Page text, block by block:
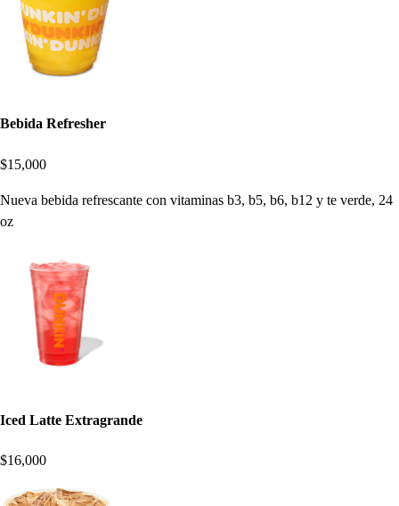
Bebida Refresher
$15,000
Nueva bebida refrescante con vitaminas b3, b5, b6, b12 y te verde, 24
oz
Iced Latte Extragrande
$16,000